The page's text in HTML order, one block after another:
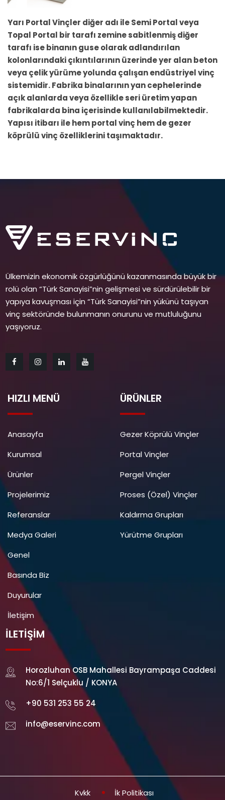
Yarı Portal Vinçler diğer adı ile Semi Portal veya
Topal Portal bir tarafı zemine sabitlenmiş diğer
tarafı ise binanın guse olarak adlandırılan
kolonlarındaki çıkıntılarının üzerinde yer alan beton
veya çelik yürüme yolunda çalışan endüstriyel vinç
sistemidir. Fabrika binalarının yan cephelerinde
açık alanlarda veya özellikle seri üretim yapan
fabrikalarda bina içerisinde kullanılabilmektedir.
Yapısı itibarı ile hem portal vinç hem de gezer
köprülü vinç özelliklerini taşımaktadır.
Ülkemizin ekonomik özgürlüğünü kazanmasında büyük bir
rolü olan “Türk Sanayisi”nin gelişmesi ve sürdürülebilir bir
yapıya kavuşması için “Türk Sanayisi”nin yükünü taşıyan
vinç sektöründe bulunmanın onurunu ve mutluluğunu
yaşıyoruz.
HIZLI MENÜ
Anasayfa
Kurumsal
Ürünler
Projelerimiz
Referanslar
Medya Galeri
Genel
Basında Biz
Duyurular
İletişim
ÜRÜNLER
Gezer Köprülü Vinçler
Portal Vinçler
Pergel Vinçler
Proses (Özel) Vinçler
Kaldırma Grupları
Yürütme Grupları
İLETIŞIM
Horozluhan OSB Mahallesi Bayrampaşa Caddesi
No:6/1 Selçuklu / KONYA
+90 531 253 55 24
info@eservinc.com
Kvkk İk Politikası